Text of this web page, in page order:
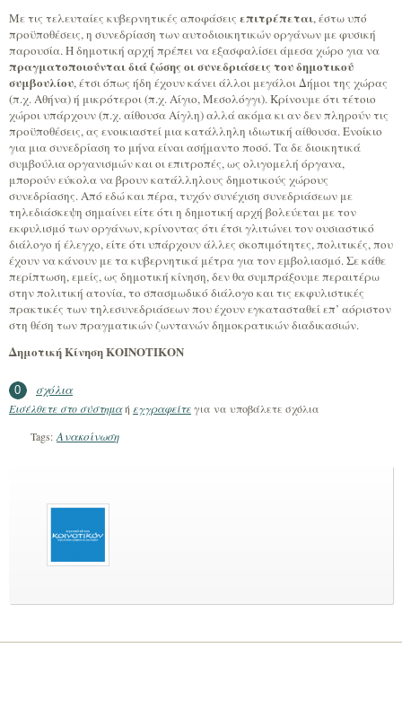
Με τις τελευταίες κυβερνητικές αποφάσεις επιτρέπεται, έστω υπό
προϋποθέσεις, η συνεδρίαση των αυτοδιοικητικών οργάνων με φυσική
παρουσία. Η δημοτική αρχή πρέπει να εξασφαλίσει άμεσα χώρο για να
πραγματοποιούνται διά ζώσης οι συνεδριάσεις του δημοτικού
συμβουλίου, έτσι όπως ήδη έχουν κάνει άλλοι μεγάλοι Δήμοι της χώρας
(π.χ. Αθήνα) ή μικρότεροι (π.χ. Αίγιο, Μεσολόγγι). Κρίνουμε ότι τέτοιο
χώροι υπάρχουν (π.χ. αίθουσα Αίγλη) αλλά ακόμα κι αν δεν πληρούν τις
προϋποθέσεις, ας ενοικιαστεί μια κατάλληλη ιδιωτική αίθουσα. Ενοίκιο
για μια συνεδρίαση το μήνα είναι ασήμαντο ποσό. Τα δε διοικητικά
συμβούλια οργανισμών και οι επιτροπές, ως ολιγομελή όργανα,
μπορούν εύκολα να βρουν κατάλληλους δημοτικούς χώρους
συνεδρίασης. Από εδώ και πέρα, τυχόν συνέχιση συνεδριάσεων με
τηλεδιάσκεψη σημαίνει είτε ότι η δημοτική αρχή βολεύεται με τον
εκφυλισμό των οργάνων, κρίνοντας ότι έτσι γλιτώνει τον ουσιαστικό
διάλογο ή έλεγχο, είτε ότι υπάρχουν άλλες σκοπιμότητες, πολιτικές, που
έχουν να κάνουν με τα κυβερνητικά μέτρα για τον εμβολιασμό. Σε κάθε
περίπτωση, εμείς, ως δημοτική κίνηση, δεν θα συμπράξουμε περαιτέρω
στην πολιτική ατονία, το σπασμωδικό διάλογο και τις εκφυλιστικές
πρακτικές των τηλεσυνεδριάσεων που έχουν εγκατασταθεί επ’ αόριστον
στη θέση των πραγματικών ζωντανών δημοκρατικών διαδικασιών.
Δημοτική Κίνηση ΚΟΙΝΟΤΙΚΟΝ
0 σχόλια
Εισέλθετε στο σύστημαή εγγραφείτεγια να υποβάλετε σχόλια
Tags: Ανακοίνωση